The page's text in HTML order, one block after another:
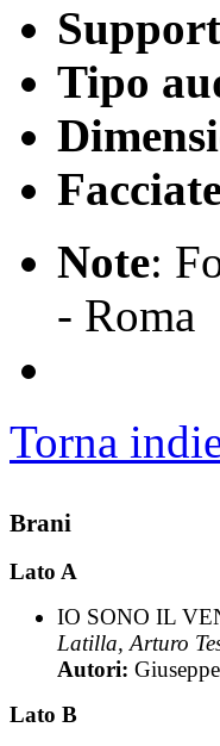
Tipo
Note:
- Roma
Torna
Brani
Lato A
IO SONO IL
Latilla, Arturo
Autori:
Lato B